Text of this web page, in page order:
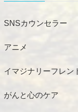
SNSカウンセラー
アニメ
イマジナリーフレン
がんと心のケア